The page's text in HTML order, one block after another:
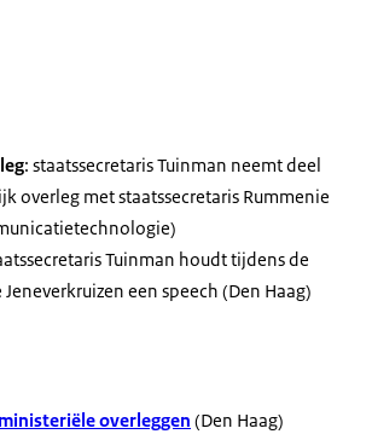
: staatssecretaris Tuinman neemt deel
overleg met staatssecretaris Rummenie
Tuinman houdt tijdens de
een speech (Den Haag)
overleggen (Den Haag)